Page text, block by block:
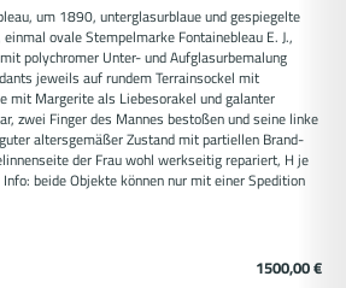
um 1890, unterglasurblaue und gespiegelte
ovale Stempelmarke Fontainebleau E. J.,
polychromer Unter- und Aufglasurbemalung
jeweils auf rundem Terrainsockel mit
mit Margerite als Liebesorakel und galanter
zwei Finger des Mannes bestoßen und seine linke
altersgemäßer Zustand mit partiellen Brand-
der Frau wohl werkseitig repariert, H je
beide Objekte können nur mit einer Spedition
1500,00 €